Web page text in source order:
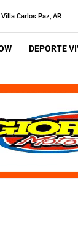
Villa Carlos Paz, AR
DEPORTE